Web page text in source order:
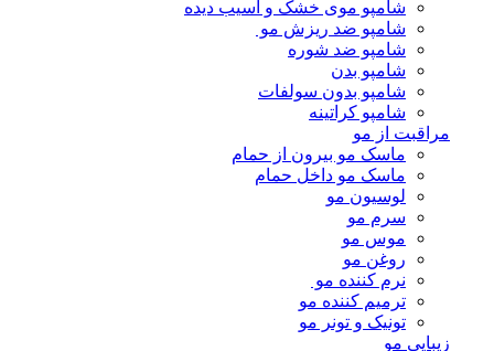
شامپو موی خشک و اسیب دیده
شامپو ضد ریزش مو
شامپو ضد شوره
شامپو بدن
شامپو بدون سولفات
شامپو کراتینه
مراقبت از مو
ماسک مو بیرون از حمام
ماسک مو داخل حمام
لوسیون مو
سرم مو
موس مو
روغن مو
نرم کننده مو
ترمیم کننده مو
تونیک و تونر مو
زیبایی مو